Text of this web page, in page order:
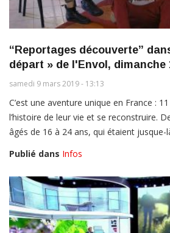
“Reportages découverte”
départ » de l'Envol, dimanche
samedi 9 mars 2019 - 13:13
C’est une aventure unique en France :
l’histoire de leur vie et se reconstruire.
âgés de 16 à 24 ans, qui étaient jusque-
Publié dans Infos